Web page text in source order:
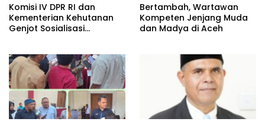
Komisi IV DPR RI dan
Kementerian Kehutanan
Genjot Sosialisasi
Bertambah, Wartawan
Kompeten Jenjang Muda
dan Madya di Aceh